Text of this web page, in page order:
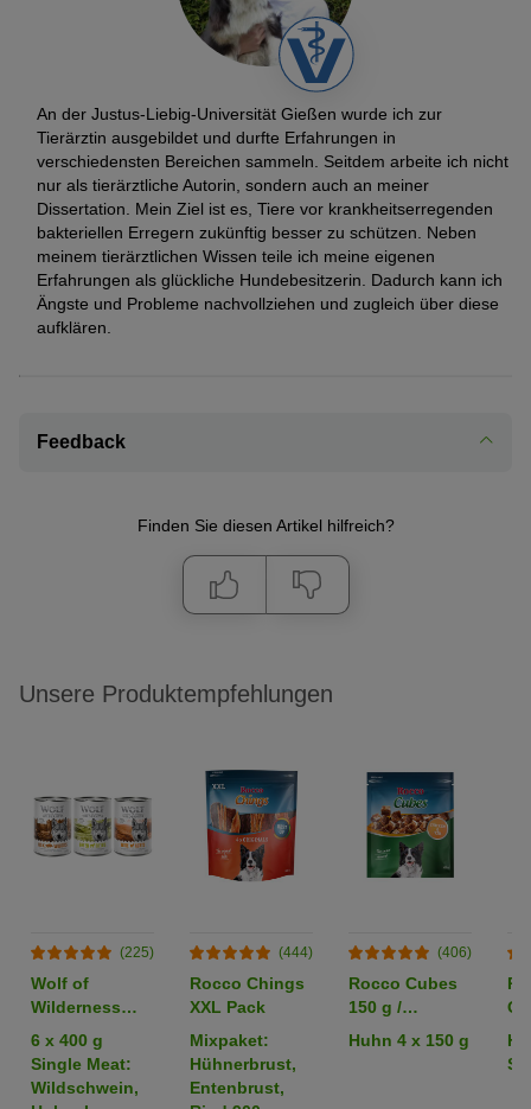
An der Justus-Liebig-Universität Gießen wurde ich zur
Tierärztin ausgebildet und durfte Erfahrungen in
verschiedensten Bereichen sammeln. Seitdem arbeite ich nicht
nur als tierärztliche Autorin, sondern auch an meiner
Dissertation. Mein Ziel ist es, Tiere vor krankheitserregenden
bakteriellen Erregern zukünftig besser zu schützen. Neben
meinem tierärztlichen Wissen teile ich meine eigenen
Erfahrungen als glückliche Hundebesitzerin. Dadurch kann ich
Ängste und Probleme nachvollziehen und zugleich über diese
aufklären.
Feedback
Finden Sie diesen Artikel hilfreich?
Unsere Produktempfehlungen
(225)
Wolf of
Wilderness
Adult -
Mixpaket
6 x 400 g
Single Meat:
Wildschwein,
(444)
Rocco Chings
XXL Pack
Mixpaket:
Hühnerbrust,
Entenbrust,
(406)
Rocco Cubes
150 g /
Sparpaket %
Huhn 4 x 150 g